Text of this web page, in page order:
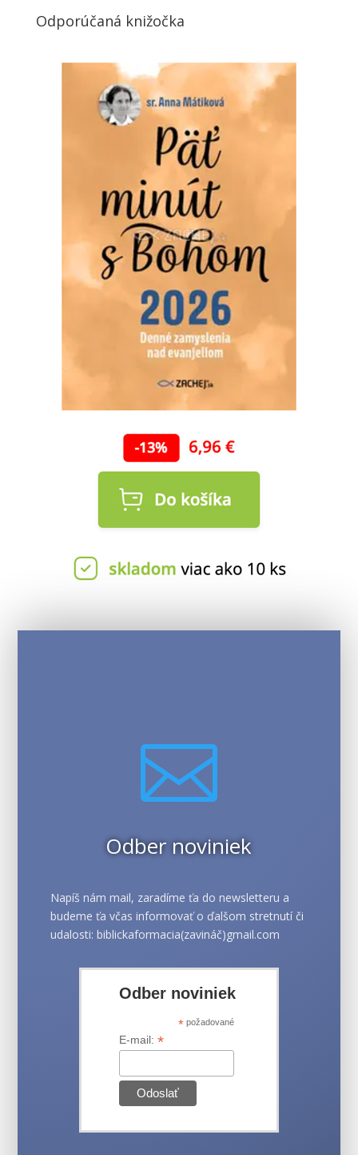
Odporúčaná knižočka

Odber noviniek
Napíš nám mail, zaradíme ťa do newsletteru a
budeme ťa včas informovať o ďalšom stretnutí či
udalosti: biblickaformacia(zavináč)gmail.com
Odber noviniek
*požadované
E-mail: *